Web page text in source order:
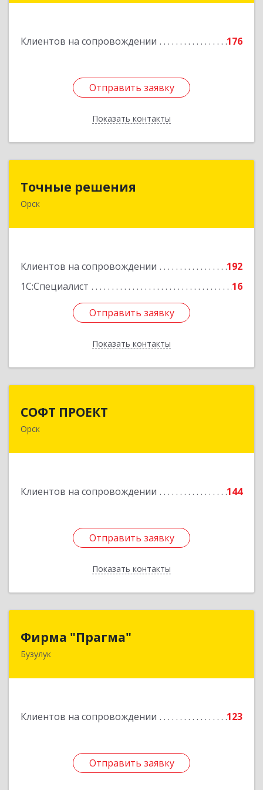
Клиентов на сопровождении 176
Отправить заявку
Показать контакты
Отправить заявку
Назад
Точные решения
Орск
Клиентов на сопровождении
192
1С:Специалист
16
Отправить заявку
Показать контакты
Подробнее
Отправить заявку
Назад
СОФТ ПРОЕКТ
Орск
Клиентов на сопровождении 144
Отправить заявку
Показать контакты
Отправить заявку
Назад
Фирма "Прагма"
Бузулук
Клиентов на сопровождении 123
Отправить заявку
461040, Оренбургская обл, Бузулукский р-н,
Отправить заявку